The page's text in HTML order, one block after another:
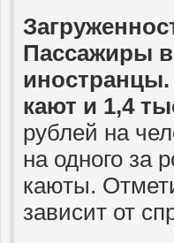
Пассажиры
иностранцы.
кают и 1,4
рублей на
на одного за
каюты.
зависит от